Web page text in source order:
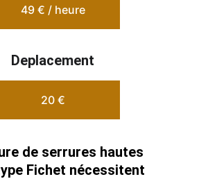
49 € / heure
Deplacement
20 €
de serrures hautes
Fichet nécessitent